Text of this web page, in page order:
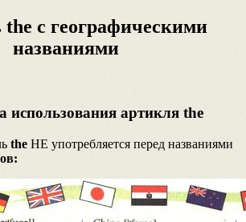
с географическими
названиями
использования артикля the
the НЕ употребляется перед названиями